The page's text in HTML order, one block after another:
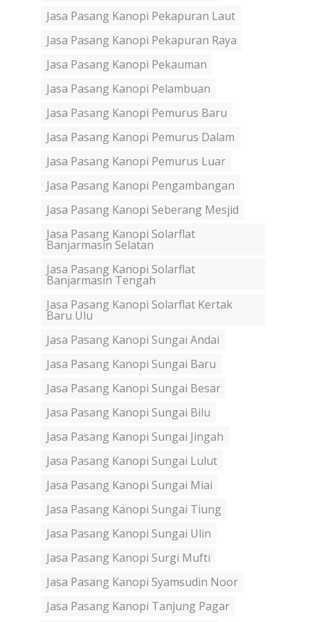
Jasa Pasang Kanopi Pekapuran Laut
Jasa Pasang Kanopi Pekapuran Raya
Jasa Pasang Kanopi Pekauman
Jasa Pasang Kanopi Pelambuan
Jasa Pasang Kanopi Pemurus Baru
Jasa Pasang Kanopi Pemurus Dalam
Jasa Pasang Kanopi Pemurus Luar
Jasa Pasang Kanopi Pengambangan
Jasa Pasang Kanopi Seberang Mesjid
Jasa Pasang Kanopi Solarflat
Banjarmasin Selatan
Jasa Pasang Kanopi Solarflat
Banjarmasin Tengah
Jasa Pasang Kanopi Solarflat Kertak
Baru Ulu
Jasa Pasang Kanopi Sungai Andai
Jasa Pasang Kanopi Sungai Baru
Jasa Pasang Kanopi Sungai Besar
Jasa Pasang Kanopi Sungai Bilu
Jasa Pasang Kanopi Sungai Jingah
Jasa Pasang Kanopi Sungai Lulut
Jasa Pasang Kanopi Sungai Miai
Jasa Pasang Kanopi Sungai Tiung
Jasa Pasang Kanopi Sungai Ulin
Jasa Pasang Kanopi Surgi Mufti
Jasa Pasang Kanopi Syamsudin Noor
Jasa Pasang Kanopi Tanjung Pagar